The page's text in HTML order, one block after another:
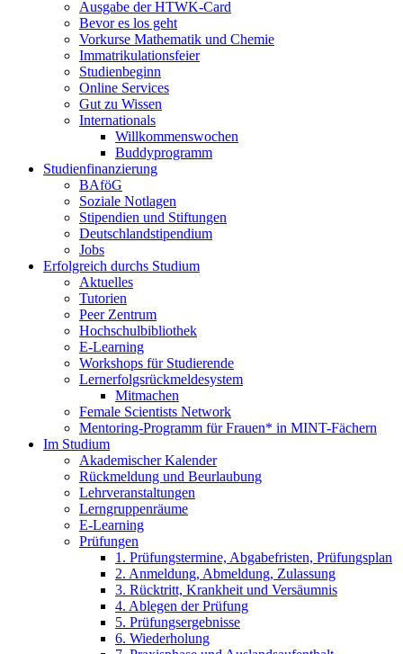
Ausgabe der HTWK-Card
Bevor es los geht
Vorkurse Mathematik und Chemie
Immatrikulationsfeier
Studienbeginn
Online Services
Gut zu Wissen
Internationals
Willkommenswochen
Buddyprogramm
Studienfinanzierung
BAföG
Soziale Notlagen
Stipendien und Stiftungen
Deutschlandstipendium
Jobs
Erfolgreich durchs Studium
Aktuelles
Tutorien
Peer Zentrum
Hochschulbibliothek
E-Learning
Workshops für Studierende
Lernerfolgsrückmeldesystem
Mitmachen
Female Scientists Network
Mentoring-Programm für Frauen* in MINT-Fächern
Im Studium
Akademischer Kalender
Rückmeldung und Beurlaubung
Lehrveranstaltungen
Lerngruppenräume
E-Learning
Prüfungen
1. Prüfungstermine, Abgabefristen, Prüfungsplan
2. Anmeldung, Abmeldung, Zulassung
3. Rücktritt, Krankheit und Versäumnis
4. Ablegen der Prüfung
5. Prüfungsergebnisse
6. Wiederholung